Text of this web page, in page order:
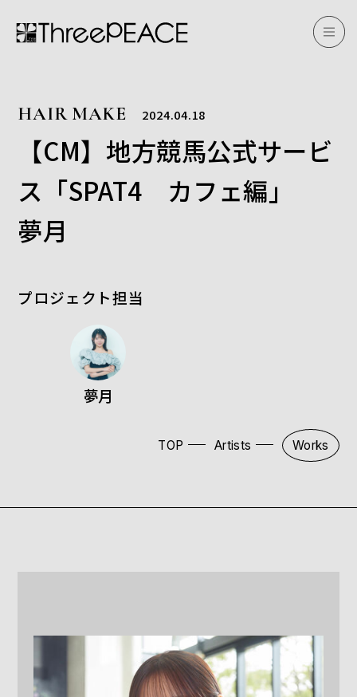
HAIR MAKE 2024.04.18
【CM】地方競馬公式サービ
ス「SPAT4 カフェ編」
夢月
プロジェクト担当
夢月
TOP Artists Works